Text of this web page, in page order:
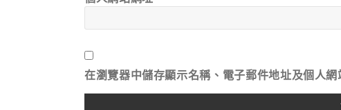
在瀏覽器中儲存顯示名稱、電子郵件地址及個人